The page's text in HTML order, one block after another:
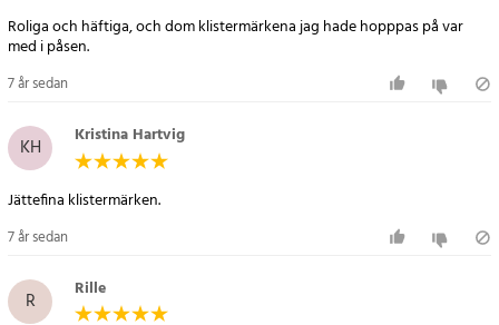
Roliga och häftiga, och dom klistermärkena jag hade hopppas på var
med i påsen.
7 år sedan
KH Kristina Hartvig
Jättefina klistermärken.
7 år sedan
R Rille